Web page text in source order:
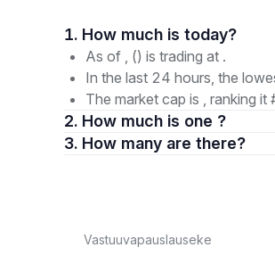
1. How much is today?
As of , () is trading at .
In the last 24 hours, the
The market cap is , ranking
2. How much is one ?
3. How many are there?
Vastuuvapauslauseke